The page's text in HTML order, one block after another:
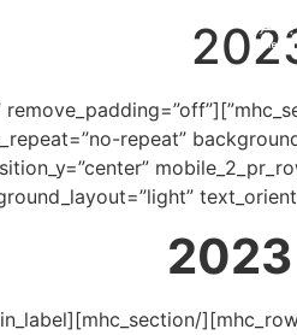
remove_padding=”off”
repeat”